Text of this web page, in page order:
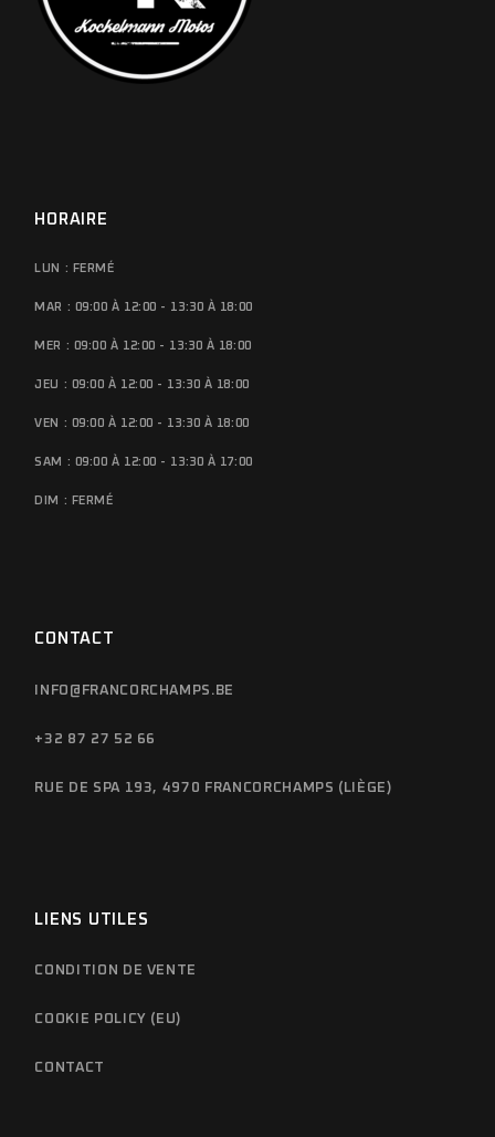
HORAIRE
LUN : FERMÉ
MAR : 09:00 À 12:00 - 13:30 À 18:00
MER : 09:00 À 12:00 - 13:30 À 18:00
JEU : 09:00 À 12:00 - 13:30 À 18:00
VEN : 09:00 À 12:00 - 13:30 À 18:00
SAM : 09:00 À 12:00 - 13:30 À 17:00
DIM : FERMÉ
CONTACT
INFO@FRANCORCHAMPS.BE
+32 87 27 52 66
RUE DE SPA 193, 4970 FRANCORCHAMPS (LIÈGE)
LIENS UTILES
CONDITION DE VENTE
COOKIE POLICY (EU)
CONTACT